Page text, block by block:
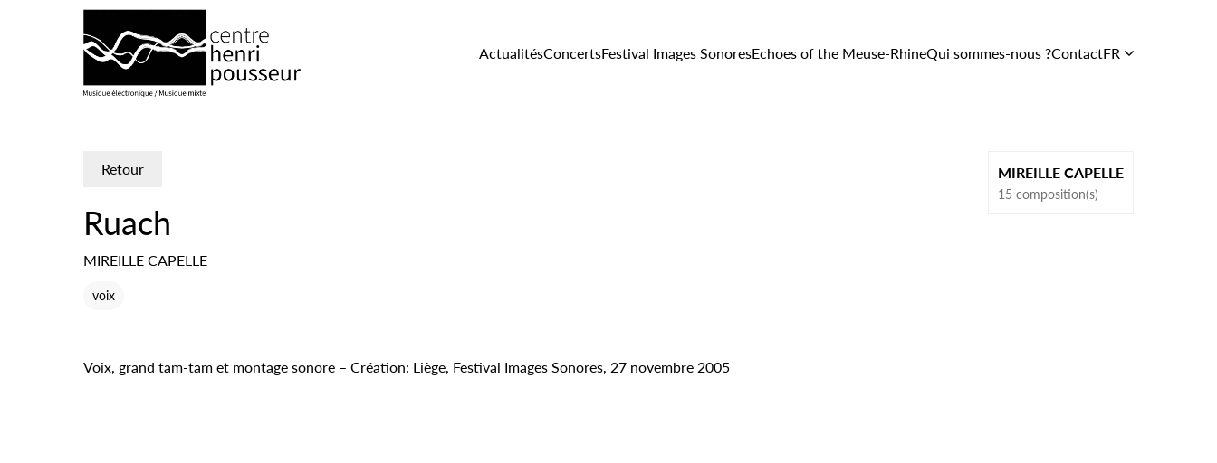
ActualitésConcertsFestival Images SonoresEchoes of the Meuse-RhineQui sommes-nous ?
En images
ContactFR
Retour
Ruach
MIREILLE CAPELLE
voix
MIREILLE CAPELLE
15 composition(s)
Voix, grand tam-tam et montage sonore – Création: Liège, Festival Images Sonores, 27 novembre 2005